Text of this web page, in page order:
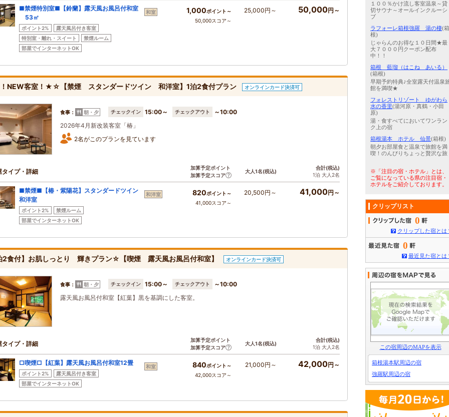
■禁煙特別室■【鈴蘭】露天風お風呂付和室
53㎡
ポイント2%
露天風呂付き客室
特別室・離れ・スイート
禁煙ルーム
部屋でインターネットOK
和室 1,000ポイント～
50,000スコア～
25,000円～ 50,000円～
客室！★☆【禁煙 スタンダードツイン 和洋室】1泊2食付プラン オンラインカード決済可
食事： 朝・夕 チェックイン 15:00～ チェックアウト
～10:00
2026年4月新改装客室「椿」
2名がこのプランを見ています
タイプ・詳細
加算予定ポイント
加算予定スコア
大人1名(税込)
合計(税込)
1泊 大人2名
■禁煙■【椿・紫陽花】スタンダードツイン
和洋室
ポイント2%
禁煙ルーム
部屋でインターネットOK
和洋室 820ポイント～
41,000スコア～
20,500円～ 41,000円～
2食付】お肌しっとり 輝きプラン☆【喫煙 露天風お風呂付和室】 オンラインカード決済可
食事： 朝・夕 チェックイン 15:00～ チェックアウト
～10:00
露天風お風呂付和室【紅葉】黒を基調にした客室。
タイプ・詳細
加算予定ポイント
加算予定スコア
大人1名(税込)
合計(税込)
1泊 大人2名
□喫煙□【紅葉】露天風お風呂付和室12畳
ポイント2%
露天風呂付き客室
部屋でインターネットOK
和室 840ポイント～
42,000スコア～
21,000円～ 42,000円～
１００％かけ流し客室温泉～貸
切サウナ～オールインクルーシ
ブ
ラフォーレ箱根強羅 湯の棲(箱
根)
じゃらんのお得な１０日間★最
大７０００円クーポン配布
中！！
箱根 藍瑠（はこね あいる）
(箱根)
早期予約特典♪全室露天付温泉
館を満喫★
フォレストリゾート ゆがわら
水の香里(湯河原・真鶴・小田
原)
湯・食すべてにおいてワンラン
ク上の宿
箱根湯本 ホテル 仙景(箱根)
朝夕お部屋食と温泉で旅館を満
喫！のんびりちょっと贅沢な旅
※「注目の宿・ホテル」とは、
ご覧になっている県の注目宿・
ホテルをご紹介しております。
クリップリスト
0
クリップした宿とは
0
最近見た宿とは
この宿周辺のMAPを表示
箱根湯本駅周辺の宿
強羅駅周辺の宿